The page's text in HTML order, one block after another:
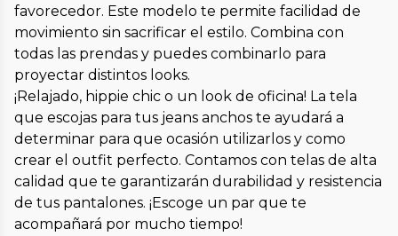
favorecedor. Este modelo te permite facilidad de
movimiento sin sacrificar el estilo. Combina con
todas las prendas y puedes combinarlo para
proyectar distintos looks.
¡Relajado, hippie chic o un look de oficina! La tela
que escojas para tus jeans anchos te ayudará a
determinar para que ocasión utilizarlos y como
crear el outfit perfecto. Contamos con telas de alta
calidad que te garantizarán durabilidad y resistencia
de tus pantalones. ¡Escoge un par que te
acompañará por mucho tiempo!